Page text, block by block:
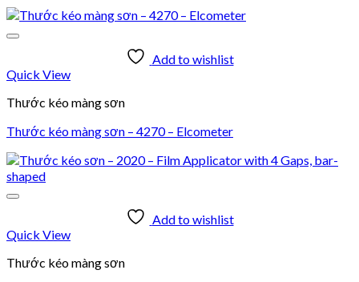
Add to wishlist
Quick View
Thước kéo màng sơn
Thước kéo màng sơn – 4270 – Elcometer
Add to wishlist
Quick View
Thước kéo màng sơn